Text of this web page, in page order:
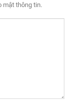
mật thông tin.